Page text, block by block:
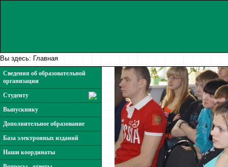
Вы здесь: Главная
Сведения об образовательной
организации
Студенту
Выпускнику
Дополнительное образование
База электронных изданий
Наши координаты